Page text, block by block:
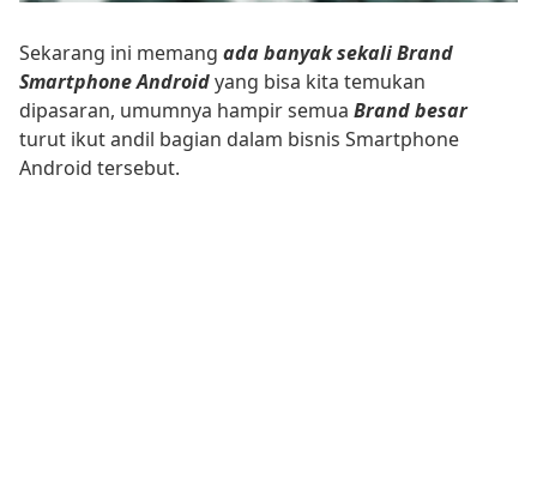
Sekarang ini memang ada banyak sekali Brand
Smartphone Androidyang bisa kita temukan
dipasaran, umumnya hampir semua Brand besar
turut ikut andil bagian dalam bisnis Smartphone
Android tersebut.